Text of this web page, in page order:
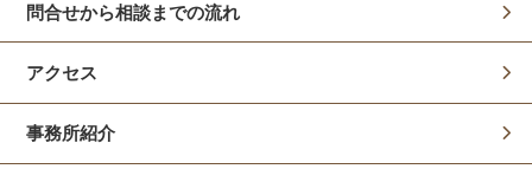
問合せから相談までの流れ
アクセス
事務所紹介